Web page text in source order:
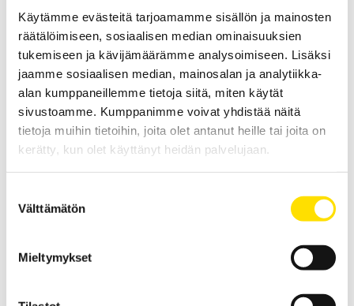
Käytämme evästeitä tarjoamamme sisällön ja mainosten
räätälöimiseen, sosiaalisen median ominaisuuksien
tukemiseen ja kävijämäärämme analysoimiseen. Lisäksi
jaamme sosiaalisen median, mainosalan ja analytiikka-
alan kumppaneillemme tietoja siitä, miten käytät
sivustoamme. Kumppanimme voivat yhdistää näitä
tietoja muihin tietoihin, joita olet antanut heille tai joita on
kerätty, kun olet käyttänyt heidän palvelujaan.
valinta
Välttämätön
Mieltymykset
CA1864 ja CA1866 IR-lämpömittarit
IR-lämpömittarit kosketuksettomaan lämpötilan mittaukseen.